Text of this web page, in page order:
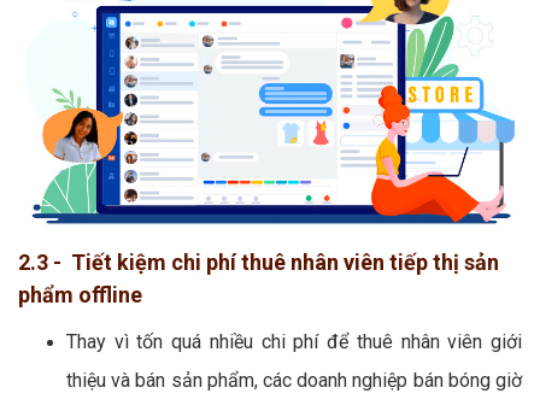
2.3 - Tiết kiệm chi phí thuê nhân viên tiếp thị sản
phẩm offline
Thay vì tốn quá nhiều chi phí để thuê nhân viên giới
thiệu và bán sản phẩm, các doanh nghiệp bán bóng giờ